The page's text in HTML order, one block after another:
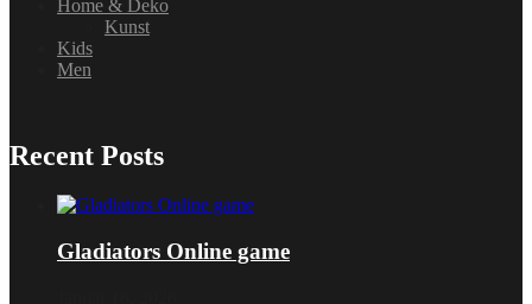
Home & Deko
Kunst
Kids
Men
Recent Posts
Gladiators Online game